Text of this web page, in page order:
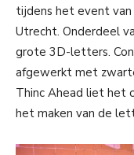
tijdens het event van
Utrecht. Onderdeel
grote 3D-letters.
afgewerkt met
Thinc Ahead liet het
het maken van de